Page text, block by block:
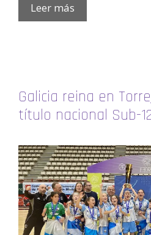
Leer más
Galicia reina en
título nacional Sub-